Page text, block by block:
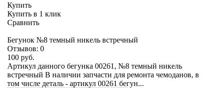
Купить
Купить в 1 клик
Сравнить
Бегунок №8 темный никель встречный
Отзывов: 0
100 руб.
Артикул данного бегунка 00261, №8 темный никель
встречный В наличии запчасти для ремонта чемоданов, в
том числе деталь - артикул 00261 бегун...